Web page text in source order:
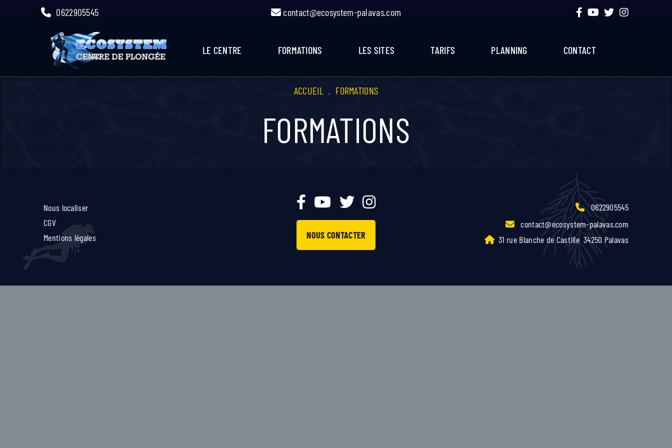
0622905545 contact@ecosystem-palavas.com
LE CENTRE FORMATIONS LES SITES TARIFS PLANNING CONTACT
ACCUEIL . FORMATIONS
FORMATIONS
Nous localiser
CGV
Mentions légales
NOUS CONTACTER
0622905545
contact@ecosystem-palavas.com
31 rue Blanche de Castille 34250 Palavas